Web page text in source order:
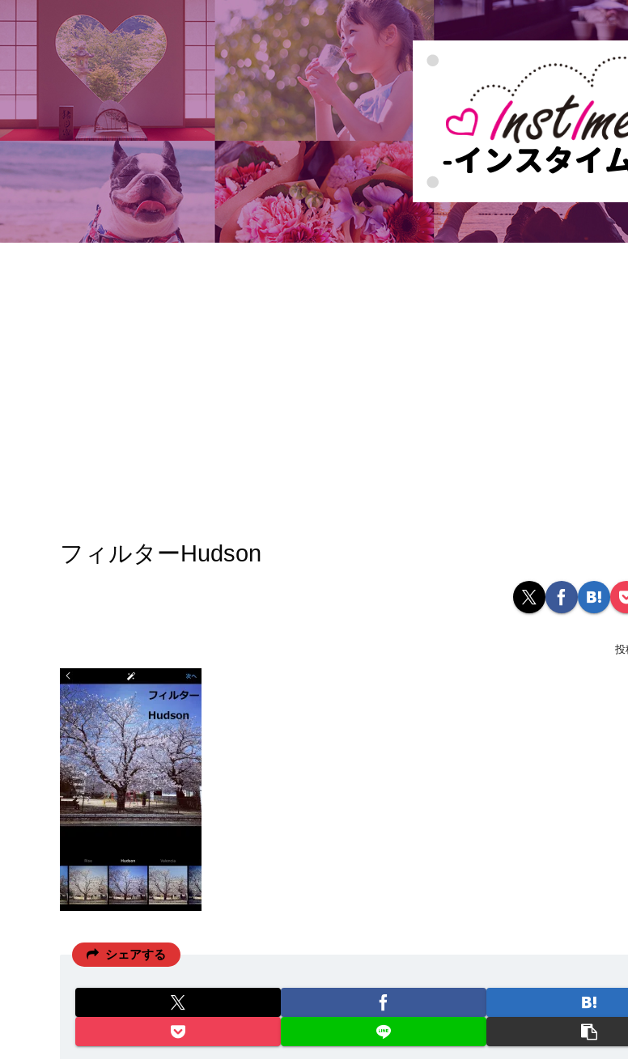
フィルターHudson
シェアする